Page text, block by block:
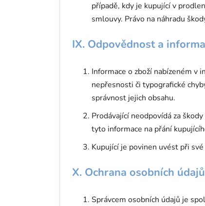
případě, kdy je kupující v
smlouvy. Právo na náhradu
IX. Odpovědnost a
Informace o zboží nabízeném v
nepřesnosti či typografické
správnost jejich obsahu.
Prodávající neodpovídá za
tyto informace na přání
Kupující je povinen uvést při
X. Ochrana osobních údajů
Správcem osobních údajů je